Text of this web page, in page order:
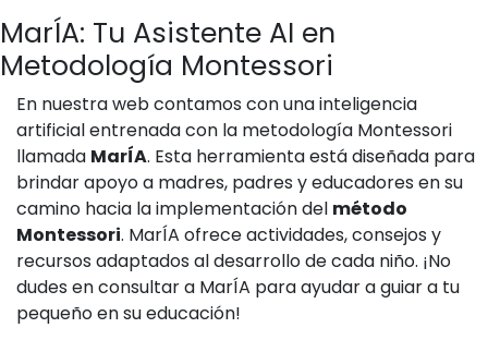
MarÍA: Tu Asistente AI en
Metodología Montessori
En nuestra web contamos con una inteligencia
artificial entrenada con la metodología Montessori
llamada MarÍA. Esta herramienta está diseñada para
brindar apoyo a madres, padres y educadores en su
camino hacia la implementación del método
Montessori. MarÍA ofrece actividades, consejos y
recursos adaptados al desarrollo de cada niño. ¡No
dudes en consultar a MarÍA para ayudar a guiar a tu
pequeño en su educación!